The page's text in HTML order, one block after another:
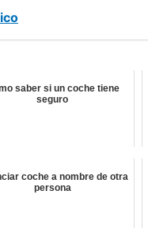
saber si un coche tiene
seguro
coche a nombre de otra
persona